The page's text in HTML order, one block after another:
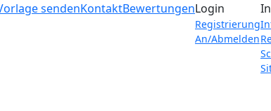
sendenKontaktBewertungenLogin
Registrierung
An/Abmelden